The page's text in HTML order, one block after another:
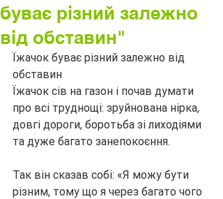
буває різний залежно
від обставин"
Їжачок буває різний залежно від
обставин
Їжачок сів на газон і почав думати
про всі труднощі: зруйнована нірка,
довгі дороги, боротьба зі лиходіями
та дуже багато занепокоєння.
Так він сказав собі: «Я можу бути
різним, тому що я через багато чого